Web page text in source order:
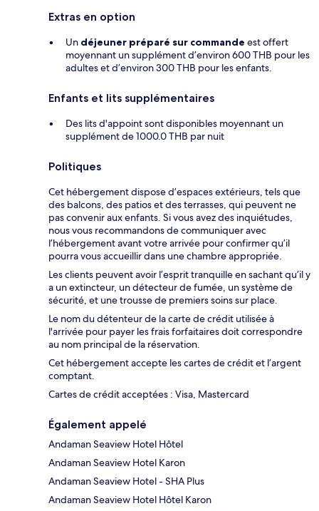
Extras en option
Un déjeuner préparé sur commande est offert
moyennant un supplément d’environ 600 THB pour les
adultes et d’environ 300 THB pour les enfants.
Enfants et lits supplémentaires
Des lits d'appoint sont disponibles moyennant un
supplément de 1000.0 THB par nuit
Politiques
Cet hébergement dispose d’espaces extérieurs, tels que
des balcons, des patios et des terrasses, qui peuvent ne
pas convenir aux enfants. Si vous avez des inquiétudes,
nous vous recommandons de communiquer avec
l’hébergement avant votre arrivée pour confirmer qu’il
pourra vous accueillir dans une chambre appropriée.
Les clients peuvent avoir l’esprit tranquille en sachant qu’il y
a un extincteur, un détecteur de fumée, un système de
sécurité, et une trousse de premiers soins sur place.
Le nom du détenteur de la carte de crédit utilisée à
l'arrivée pour payer les frais forfaitaires doit correspondre
au nom principal de la réservation.
Cet hébergement accepte les cartes de crédit et l’argent
comptant.
Cartes de crédit acceptées : Visa, Mastercard
Également appelé
Andaman Seaview Hotel Hôtel
Andaman Seaview Hotel Karon
Andaman Seaview Hotel - SHA Plus
Andaman Seaview Hotel Hôtel Karon